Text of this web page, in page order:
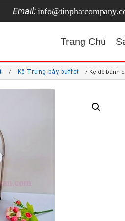
Email:
Trang Chủ
/ Kệ Trưng bày buffet / Kệ để bánh